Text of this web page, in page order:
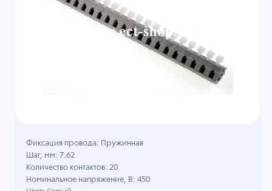
Фиксация провода: Пружинная
Шаг, мм: 7.62
Количество контактов: 20
Номинальное напряжение, B: 450